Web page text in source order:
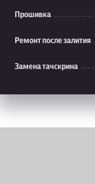
Прошивка
Ремонт после залития
Замена тачскрина